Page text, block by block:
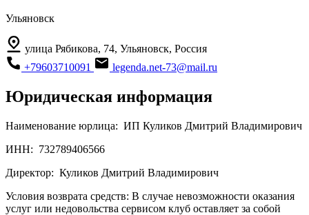
Ульяновск
улица Рябикова, 74, Ульяновск, Россия
+79603710091
legenda.net-73@mail.ru
Юридическая информация
Наименование юрлица: ИП Куликов Дмитрий Владимирович
ИНН: 732789406566
Директор: Куликов Дмитрий Владимирович
Условия возврата средств: В случае невозможности оказания
услуг или недовольства сервисом клуб оставляет за собой